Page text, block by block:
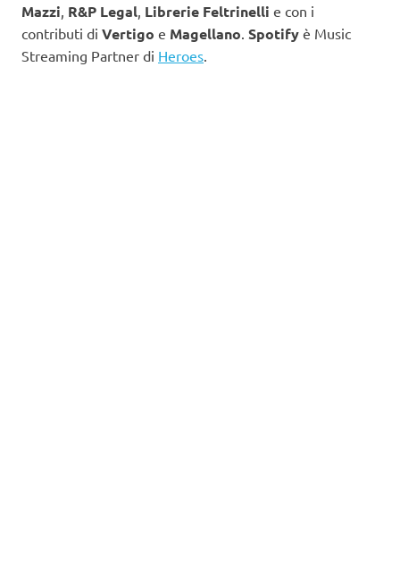
Mazzi R&P Legal Librerie Feltrinelli e con i
contributi di Vertigo e Magellano Spotify è Music
Streaming Partner di Heroes